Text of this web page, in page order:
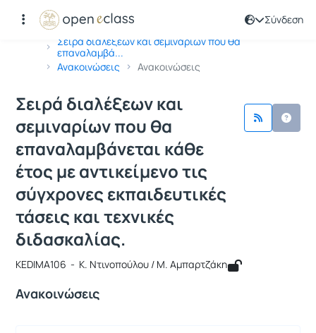
Σύνδεση
Αρχική Σελίδα
Σειρά διαλέξεων και σεμιναρίων που θα
επαναλαμβά...
Ανακοινώσεις
Ανακοινώσεις
Μάθημα : Σειρά διαλέξεων και
Κωδικός : KEDIMA106
Σειρά διαλέξεων και
σεμιναρίων που θα
επαναλαμβάνεται κάθε
έτος με αντικείμενο τις
σύγχρονες εκπαιδευτικές
τάσεις και τεχνικές
διδασκαλίας.
KEDIMA106 - Κ. Ντινοπούλου / Μ. Αμπαρτζάκη
Ανακοινώσεις